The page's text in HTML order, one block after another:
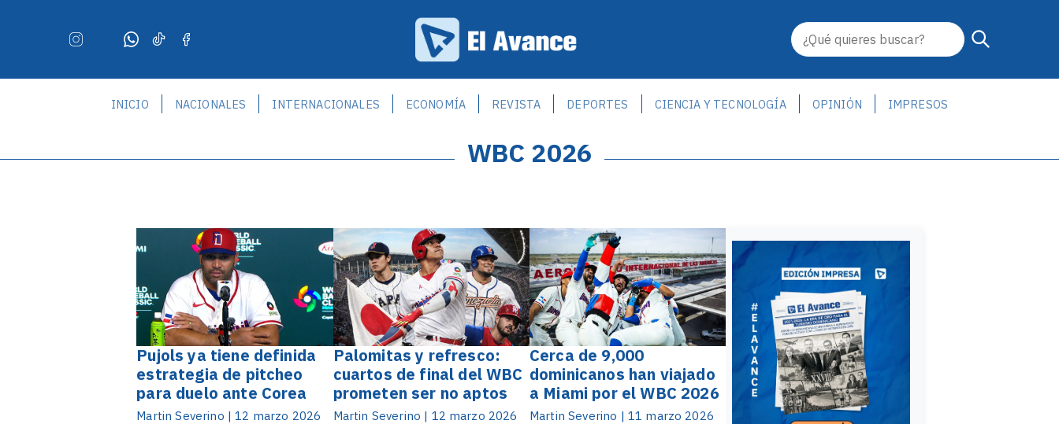
INICIO NACIONALES INTERNACIONALES ECONOMÍA REVISTA DEPORTES CIENCIA Y TECNOLOGÍA OPINIÓN IMPRESOS
WBC 2026
Pujols ya tiene definida
estrategia de pitcheo
para duelo ante Corea
Martin Severino | 12 marzo 2026
Palomitas y refresco:
cuartos de final del WBC
prometen ser no aptos
para cardiacos
Martin Severino | 12 marzo 2026
Cerca de 9,000
dominicanos han viajado
a Miami por el WBC 2026
Martin Severino | 11 marzo 2026